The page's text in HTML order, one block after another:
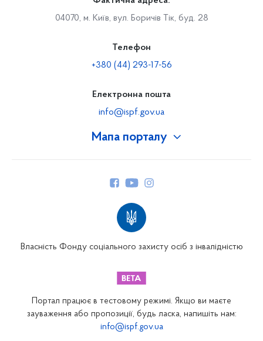
Мапа порталу
Закарпатське відділення
Запорізьке відділення
04070, м. Київ, вул. Боричів Тік, буд. 28
Телефон
+380 (44) 293-17-56
Електронна пошта
info@ispf.gov.ua
Власність Фонду соціального захисту осіб з інвалідністю
Портал працює в тестовому режимі. Якщо ви маєте
зауваження або пропозиції, будь ласка, напишіть нам:
info@ispf.gov.ua